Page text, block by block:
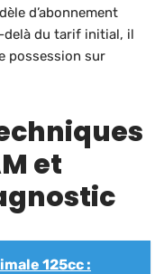
d’abonnement
delà du tarif initial, il
possession sur
et
125cc :